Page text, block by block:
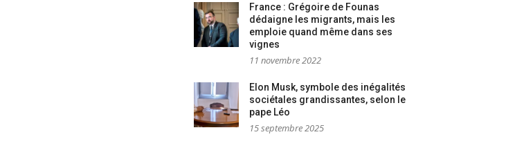
France : Grégoire de Founas
dédaigne les migrants, mais les
emploie quand même dans ses
vignes
11 novembre 2022
Elon Musk, symbole des inégalités
sociétales grandissantes, selon le
pape Léo
15 septembre 2025